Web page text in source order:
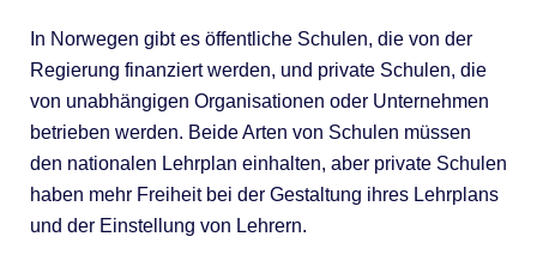
In Norwegen gibt es öffentliche Schulen, die von der
Regierung finanziert werden, und private Schulen, die
von unabhängigen Organisationen oder Unternehmen
betrieben werden. Beide Arten von Schulen müssen
den nationalen Lehrplan einhalten, aber private Schulen
haben mehr Freiheit bei der Gestaltung ihres Lehrplans
und der Einstellung von Lehrern.